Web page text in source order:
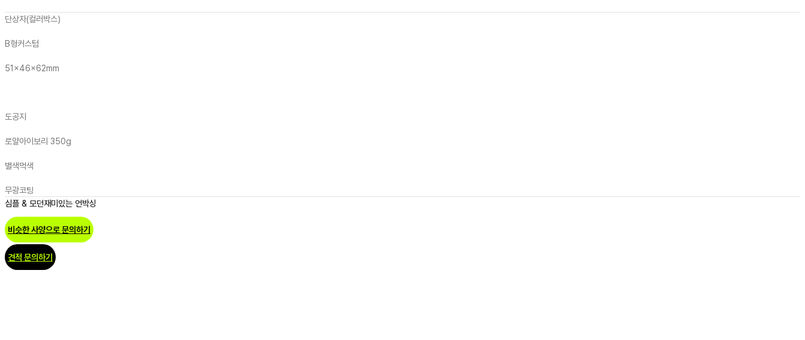
단상자(컬러박스)
B형커스텀
51x46x62mm
도공지
로얄아이보리 350g
별색먹색
무광코팅
심플 & 모던재미있는 언박싱
비슷한 사양으로 문의하기
견적 문의하기